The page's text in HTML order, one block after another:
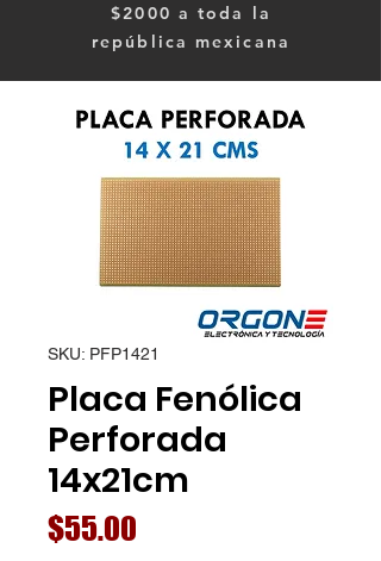
$2000 a toda la
república mexicana
SKU: PFP1421
Placa Fenólica
Perforada
14x21cm
$55.00